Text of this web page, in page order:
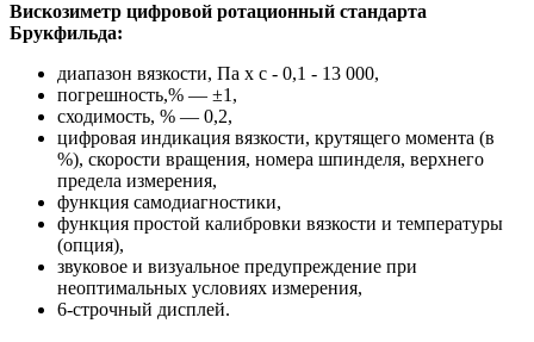
Вискозиметр цифровой ротационный стандарта
Брукфильда:
диапазон вязкости, Па х с - 0,1 - 13 000,
погрешность,% — ±1,
сходимость, % — 0,2,
цифровая индикация вязкости, крутящего момента (в
%), скорости вращения, номера шпинделя, верхнего
предела измерения,
функция самодиагностики,
функция простой калибровки вязкости и температуры
(опция),
звуковое и визуальное предупреждение при
неоптимальных условиях измерения,
6-строчный дисплей.